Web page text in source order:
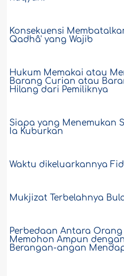
Konsekuensi
Qadhâ' yang Wajib
Hukum Memakai atau
Barang Curian atau
Hilang dari Pemiliknya
Siapa yang Menemukan
Ia Kuburkan
Waktu dikeluarkannya
Mukjizat Terbelahnya
Perbedaan Antara
Memohon Ampun
Berangan-angan